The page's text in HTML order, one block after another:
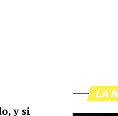
y si
LA